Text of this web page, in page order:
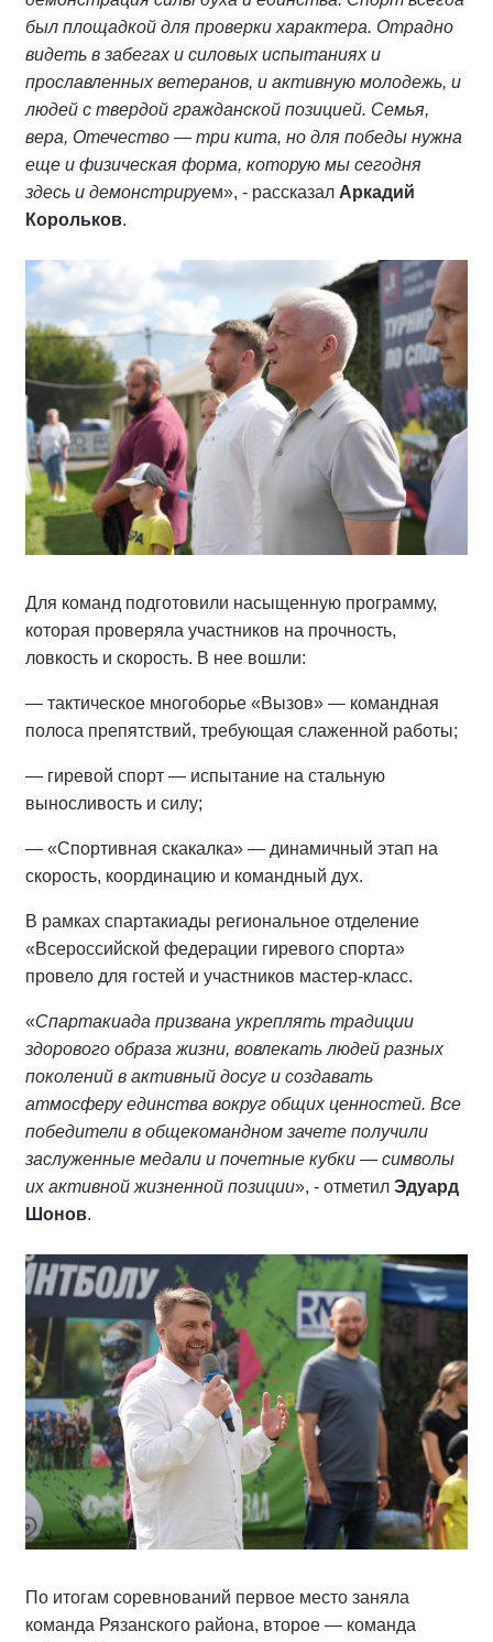
был площадкой для проверки характера. Отрадно
видеть в забегах и силовых испытаниях и
прославленных ветеранов, и активную молодежь, и
людей с твердой гражданской позицией. Семья,
вера, Отечество — три кита, но для победы нужна
еще и физическая форма, которую мы сегодня
здесь и демонстрируем», - рассказал Аркадий
Корольков.
Для команд подготовили насыщенную программу,
которая проверяла участников на прочность,
ловкость и скорость. В нее вошли:
— тактическое многоборье «Вызов» — командная
полоса препятствий, требующая слаженной работы;
— гиревой спорт — испытание на стальную
выносливость и силу;
— «Спортивная скакалка» — динамичный этап на
скорость, координацию и командный дух.
В рамках спартакиады региональное отделение
«Всероссийской федерации гиревого спорта»
провело для гостей и участников мастер-класс.
«Спартакиада призвана укреплять традиции
здорового образа жизни, вовлекать людей разных
поколений в активный досуг и создавать
атмосферу единства вокруг общих ценностей. Все
победители в общекомандном зачете получили
заслуженные медали и почетные кубки — символы
их активной жизненной позиции», - отметил Эдуард
Шонов.
По итогам соревнований первое место заняла
команда Рязанского района, второе — команда